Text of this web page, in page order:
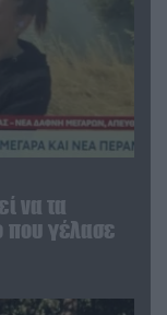
να τα
που γέλασε